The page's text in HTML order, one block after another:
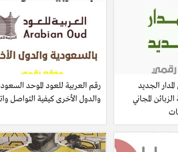
الجديد
المجاني
رقم العربية للعود الموحد
والدول الأخرى كيفية التواصل